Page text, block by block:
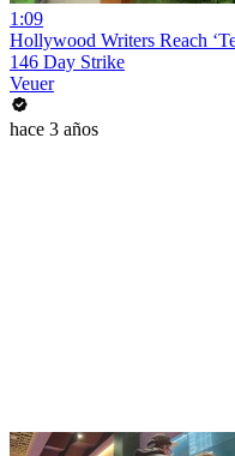
1:09
Hollywood Writers Reach
146 Day Strike
Veuer
hace 3 años